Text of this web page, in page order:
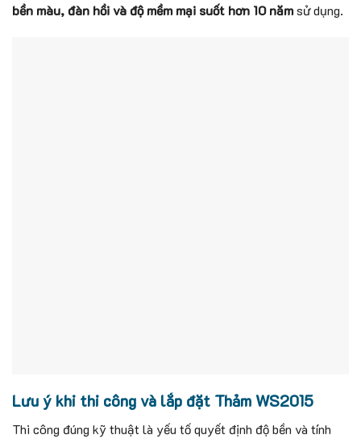
bền màu, đàn hồi và độ mềm mại suốt hơn 10 nămsử dụng.
Lưu ý khi thi công và lắp đặt Thảm WS2015
Thi công đúng kỹ thuật là yếu tố quyết định độ bền và tính